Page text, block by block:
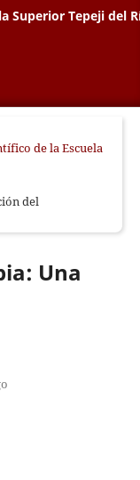
Superior Tepeji del
de la Escuela
del
Una